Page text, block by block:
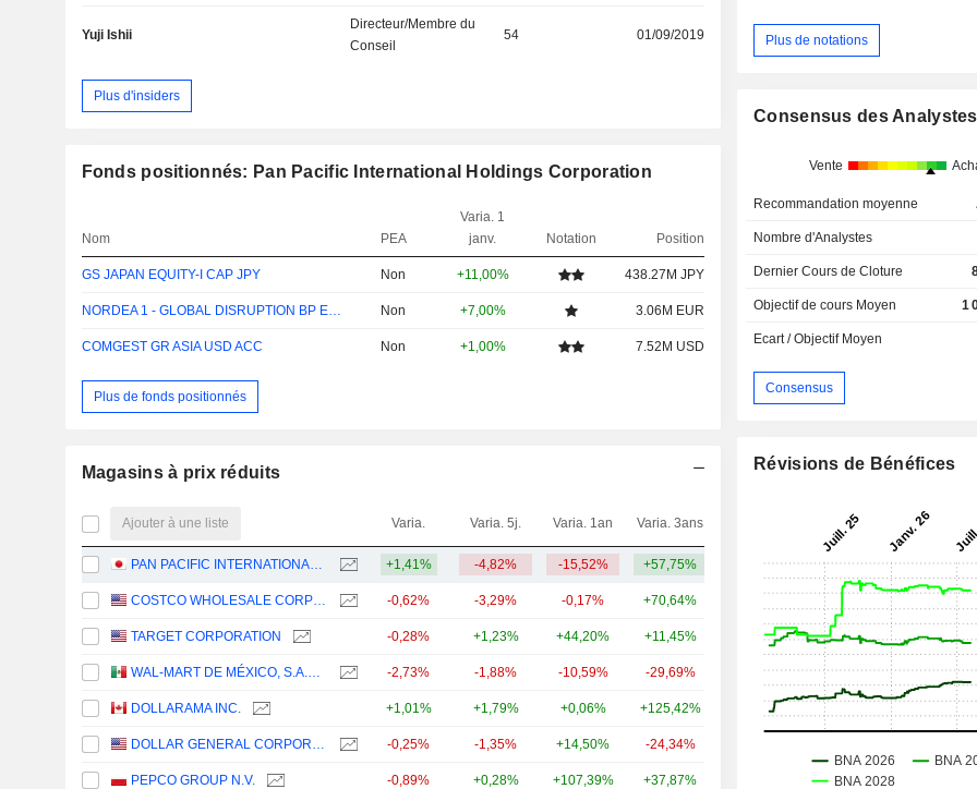
Yuji Ishii
Directeur/Membre du
Conseil
54 01/09/2019
Plus d'insiders
Fonds positionnés: Pan Pacific International Holdings Corporation
Nom PEA
Varia. 1
janv.
Notation Position
GS JAPAN EQUITY-I CAP JPY Non +11,00% 438.27M JPY
NORDEA 1 - GLOBAL DISRUPTION BP EUR Non +7,00% 3.06M EUR
COMGEST GR ASIA USD ACC Non +1,00% 7.52M USD
Plus de fonds positionnés
Magasins à prix réduits
Ajouter à une liste Varia. Varia. 5j. Varia. 1an Varia. 3ans
PAN PACIFIC INTERNATIONAL HOLDINGS CORPORATION +1,41% -4,82% -15,52% +57,75% 16,76 Md
COSTCO WHOLESALE CORPORATION -0,62% -3,29% -0,17% +70,64%
TARGET CORPORATION -0,28% +1,23% +44,20% +11,45% 67,08 Md
WAL-MART DE MÉXICO, S.A.B. DE C.V. -2,73% -1,88% -10,59% -29,69% 48,52 Md
DOLLARAMA INC. +1,01% +1,79% +0,06% +125,42% 37,08 Md
DOLLAR GENERAL CORPORATION -0,25% -1,35% +14,50% -24,34%
PEPCO GROUP N.V. -0,89% +0,28% +107,39% +37,87%
Plus de notations
Consensus des Analystes
Vente
Recommandation moyenne
Nombre d'Analystes
Dernier Cours de Cloture
Objectif de cours Moyen 1
Ecart / Objectif Moyen
Consensus
Révisions de Bénéfices